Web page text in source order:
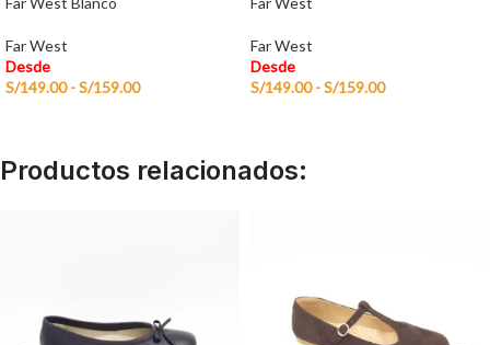
Far West
Desde
S/149.00 -S/159.00
Far West
Desde
S/149.00 -S/159.00
Productos relacionados: